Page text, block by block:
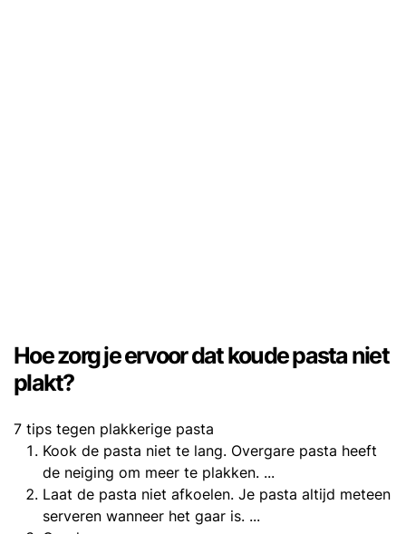
Hoe zorg je ervoor dat koude pasta niet
plakt?
7 tips tegen plakkerige pasta
Kook de pasta niet te lang. Overgare pasta heeft
de neiging om meer te plakken. ...
Laat de pasta niet afkoelen. Je pasta altijd meteen
serveren wanneer het gaar is. ...